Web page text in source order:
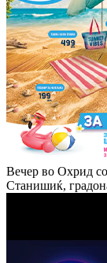
Вечер во Охрид
Станишиќ,